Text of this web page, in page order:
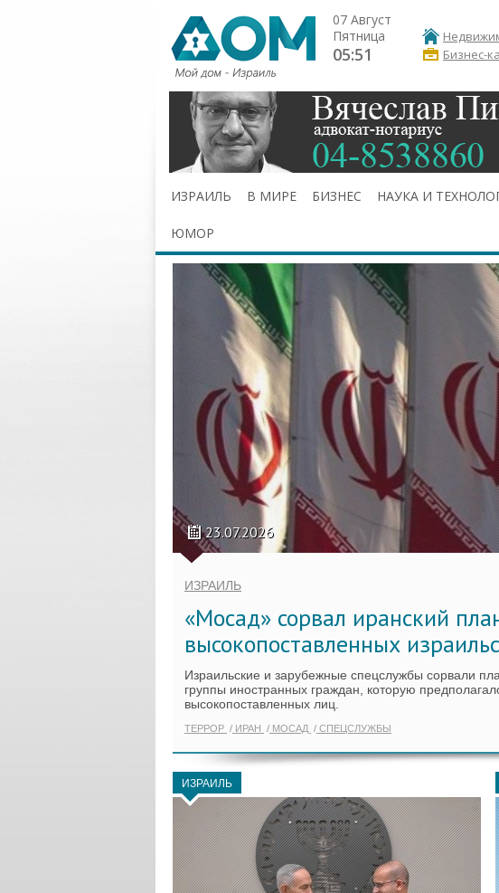
07 Август
Пятница
05:51
Бизнес-
ИЗРАИЛЬ В МИРЕ БИЗНЕС НАУКА И
ЮМОР
23.07.2026
ИЗРАИЛЬ
«Мосад» сорвал иранский
высокопоставленных
Израильские и зарубежные спецслужбы сорвали
группы иностранных граждан, которую
высокопоставленных лиц.
ТЕРРОР ИРАН МОСАД СПЕЦСЛУЖБЫ
ИЗРАИЛЬ